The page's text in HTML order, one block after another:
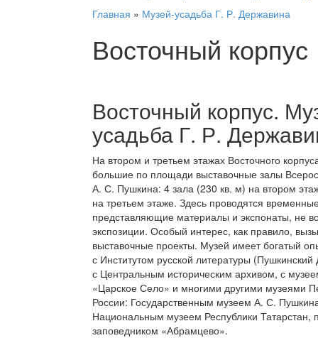
Главная » Музей-усадьба Г. Р. Державина
Восточный корпус
Восточный корпус.
усадьба Г. Р.
На втором и третьем этажах Восточного
большие по площади выставочные залы
А. С. Пушкина: 4 зала (230 кв. м) на втором
на третьем этаже. Здесь проводятся
представляющие материалы и экспонаты, не
экспозиции. Особый интерес, как правило,
выставочные проекты. Музей имеет богатый
с Институтом русской литературы
с Центральным историческим архивом, с
«Царское Село» и многими другими музеями
России: Государственным музеем А. С.
Национальным музеем Республики
заповедником «Абрамцево».